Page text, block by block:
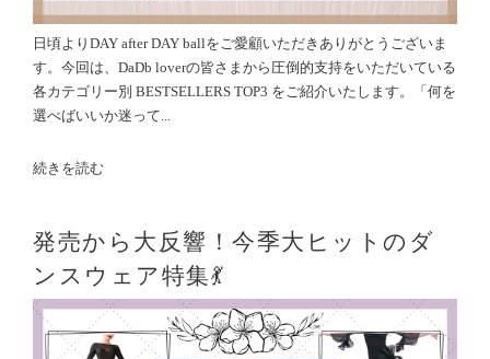
日頃よりDAY after DAY ballをご愛顧いただきありがとうございま
す。今回は、DaDb loverの皆さまから圧倒的支持をいただいている
各カテゴリー別 BESTSELLERS TOP3 をご紹介いたします。「何を
選べばいいか迷って...
続きを読む
発売から大反響！今季大ヒットのダ
ンスウェア特集💃